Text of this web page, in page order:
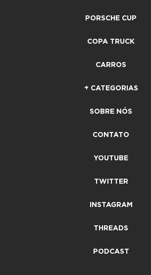
PORSCHE CUP
COPA TRUCK
CARROS
+ CATEGORIAS
SOBRE NÓS
CONTATO
YOUTUBE
TWITTER
INSTAGRAM
THREADS
PODCAST